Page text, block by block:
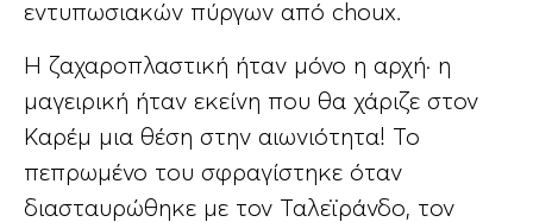
εντυπωσιακών πύργων από choux.
Η ζαχαροπλαστική ήταν μόνο η αρχή· η
μαγειρική ήταν εκείνη που θα χάριζε στον
Καρέμ μια θέση στην αιωνιότητα! Το
πεπρωμένο του σφραγίστηκε όταν
διασταυρώθηκε με τον Ταλεϊράνδο, τον